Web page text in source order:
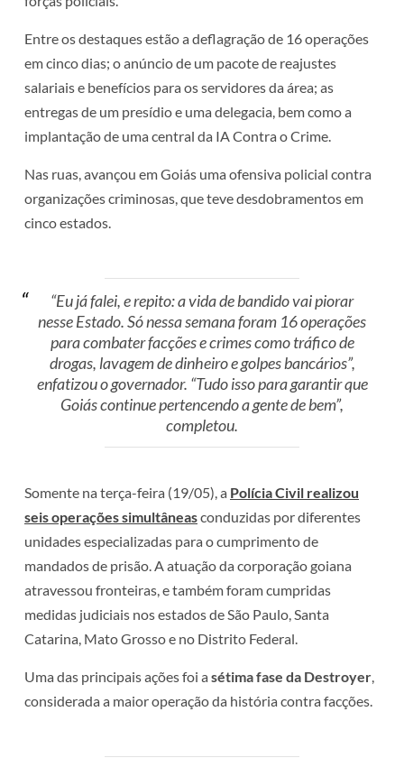
Entre os destaques estão a deflagração de 16 operações
em cinco dias; o anúncio de um pacote de reajustes
salariais e benefícios para os servidores da área; as
entregas de um presídio e uma delegacia, bem como a
implantação de uma central da IA Contra o Crime.
Nas ruas, avançou em Goiás uma ofensiva policial contra
organizações criminosas, que teve desdobramentos em
cinco estados.
“Eu já falei, e repito: a vida de bandido vai piorar
nesse Estado. Só nessa semana foram 16 operações
para combater facções e crimes como tráfico de
drogas, lavagem de dinheiro e golpes bancários”,
enfatizou o governador. “Tudo isso para garantir que
Goiás continue pertencendo a gente de bem”,
completou.
Somente na terça-feira (19/05), a Polícia Civil realizou
seis operações simultâneasconduzidas por diferentes
unidades especializadas para o cumprimento de
mandados de prisão. A atuação da corporação goiana
atravessou fronteiras, e também foram cumpridas
medidas judiciais nos estados de São Paulo, Santa
Catarina, Mato Grosso e no Distrito Federal.
Uma das principais ações foi a sétima fase da Destroyer,
considerada a maior operação da história contra facções.